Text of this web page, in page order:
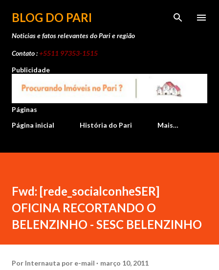
Pular para o conteúdo principal
BLOG DO PARI
Noticias e fatos relevantes do Pari e região
Contato :+5511 97353-1515
Publicidade
Páginas
Página inicial
História do Pari Mais…
Fwd: [rede_socialconheSER]
OFICINA RECORTANDO O
BELENZINHO - SESC BELENZINHO
Por Internauta por e-mail março 10, 2011